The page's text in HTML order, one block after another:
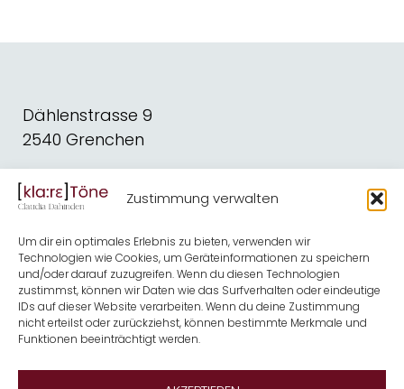
Zustimmung verwalten
Um dir ein optimales Erlebnis zu bieten, verwenden wir
Technologien wie Cookies, um Geräteinformationen zu speichern
und/oder darauf zuzugreifen. Wenn du diesen Technologien
zustimmst, können wir Daten wie das Surfverhalten oder eindeutige
IDs auf dieser Website verarbeiten. Wenn du deine Zustimmung
nicht erteilst oder zurückziehst, können bestimmte Merkmale und
Funktionen beeinträchtigt werden.
Dählenstrasse 9
2540 Grenchen
dahindenbooks@quickline.ch
Schreiben
Kirche
Musik
Kontakt
Shop
Termine
Über mich